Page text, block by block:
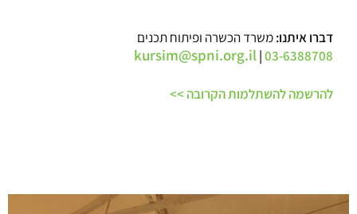
דברו איתנו:משרד הכשרה ופיתוח תכנים
03-6388708
|
kursim@spni.org.il
להרשמה להשתלמות הקרובה >>